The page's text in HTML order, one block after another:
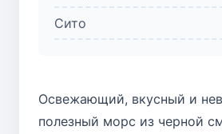
Сито
Освежающий, вкусный и
полезный морс из черной